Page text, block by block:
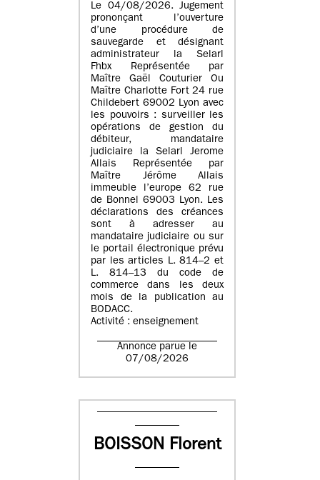
Le 04/08/2026. Jugement
prononçant l’ouverture
d’une procédure de
sauvegarde et désignant
administrateur la Selarl
Fhbx Représentée par
Maître Gaël Couturier Ou
Maître Charlotte Fort 24 rue
Childebert 69002 Lyon avec
les pouvoirs : surveiller les
opérations de gestion du
débiteur, mandataire
judiciaire la Selarl Jerome
Allais Représentée par
Maître Jérôme Allais
immeuble l’europe 62 rue
de Bonnel 69003 Lyon. Les
déclarations des créances
sont à adresser au
mandataire judiciaire ou sur
le portail électronique prévu
par les articles L. 814–2 et
L. 814–13 du code de
commerce dans les deux
mois de la publication au
BODACC.
Activité : enseignement
Annonce parue le
07/08/2026
BOISSON Florent